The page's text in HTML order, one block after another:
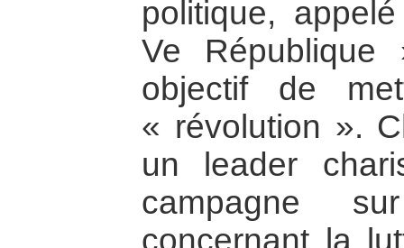
politique,
Ve
objectif de
« révolution ».
un leader
campagne
concernant la